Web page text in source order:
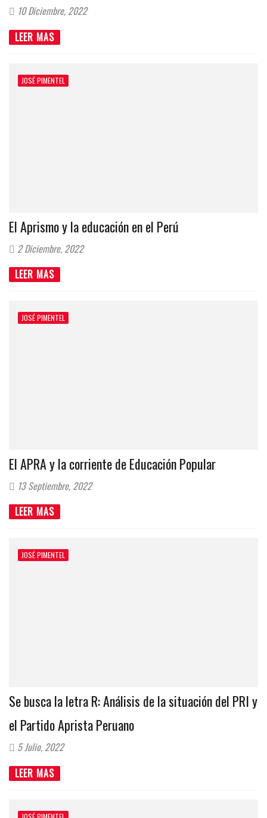
10 Diciembre, 2022
LEER MAS
JOSÉ PIMENTEL
El Aprismo y la educación en el Perú
2 Diciembre, 2022
LEER MAS
JOSÉ PIMENTEL
El APRA y la corriente de Educación Popular
13 Septiembre, 2022
LEER MAS
JOSÉ PIMENTEL
Se busca la letra R: Análisis de la situación del PRI y
el Partido Aprista Peruano
5 Julio, 2022
LEER MAS